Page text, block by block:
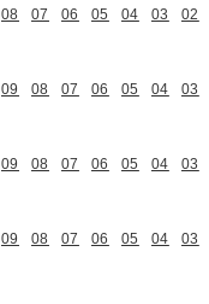
08 07 06 05 04 03 02
09 08 07 06 05 04 03
09 08 07 06 05 04 03
09 08 07 06 05 04 03